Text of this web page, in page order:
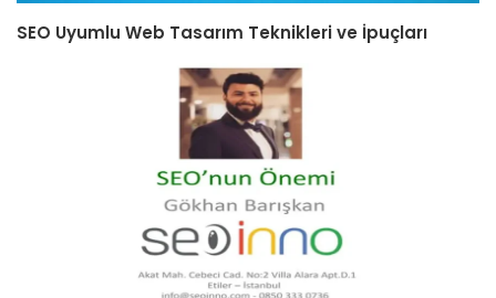
SEO Uyumlu Web Tasarım Teknikleri ve İpuçları